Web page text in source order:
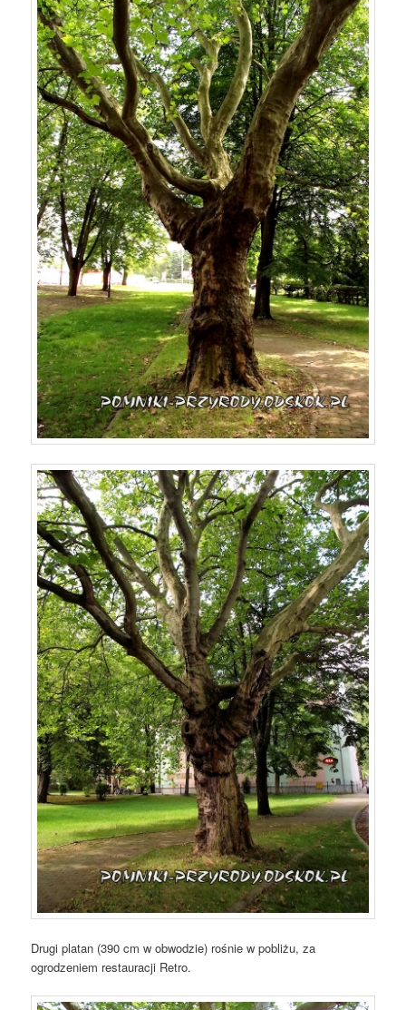
Drugi platan (390 cm w obwodzie) rośnie w pobliżu, za
ogrodzeniem restauracji Retro.